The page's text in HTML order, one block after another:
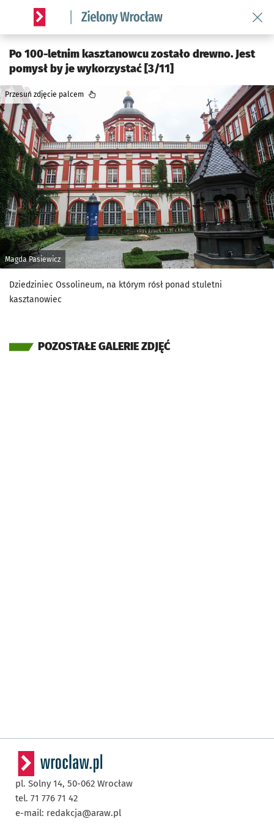
Serwis informacyjny wroclaw.pl podserwis: Środowisko we
Po 100-letnim kasztanowcu zostało drewno. Jest
pomysł by je wykorzystać [3/11]
Magda Pasiewicz
Przesuń zdjęcie palcem
Dziedziniec Ossolineum, na którym rósł ponad stuletni
kasztanowiec
POZOSTAŁE GALERIE ZDJĘĆ
pl. Solny 14, 50-062 Wrocław
tel. 71 776 71 42
e-mail: redakcja@araw.pl